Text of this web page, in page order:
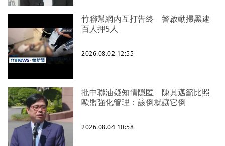
竹聯幫網內互打告終 警啟動掃黑逮
百人押5人
2026.08.02 12:55
批中聯油疑知情隱匿 陳其邁籲比照
歐盟強化管理：該倒就讓它倒
2026.08.04 10:58